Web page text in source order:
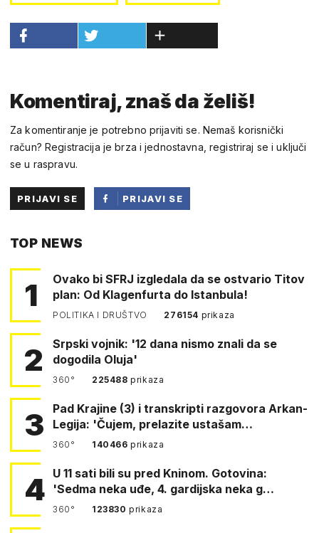
Komentiraj, znaš da želiš!
Za komentiranje je potrebno prijaviti se. Nemaš korisnički
račun? Registracija je brza i jednostavna, registriraj se i uključi
se u raspravu.
PRIJAVI SE
PRIJAVI SE
TOP NEWS
1
Ovako bi SFRJ izgledala da se ostvario Titov
plan: Od Klagenfurta do Istanbula!
POLITIKA I DRUŠTVO 276154 prikaza
2
Srpski vojnik: '12 dana nismo znali da se
dogodila Oluja'
360° 225488prikaza
3
Pad Krajine (3) i transkripti razgovora Arkan-
Legija: 'Čujem, prelazite ustašam…
360° 140466prikaza
4 U 11 sati bili su pred Kninom. Gotovina:
'Sedma neka uđe, 4. gardijska neka g…
360° 123830prikaza